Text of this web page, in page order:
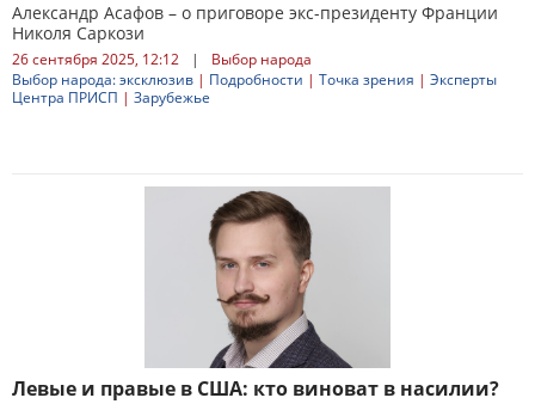
Александр Асафов – о приговоре экс-президенту Франции
Николя Саркози
26 сентября 2025, 12:12 |
Выбор народа
Выбор народа: эксклюзив | Подробности | Точка зрения | Эксперты
Центра ПРИСП | Зарубежье
Левые и правые в США: кто виноват в насилии?